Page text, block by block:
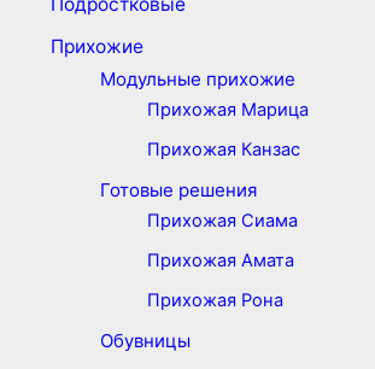
Прихожие
Модульные прихожие
Прихожая Марица
Прихожая Канзас
Готовые решения
Прихожая Сиама
Прихожая Амата
Прихожая Рона
Обувницы